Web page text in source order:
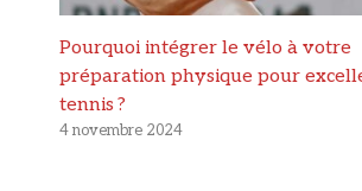
Pourquoi intégrer le vélo à votre
préparation physique pour
tennis ?
4 novembre 2024